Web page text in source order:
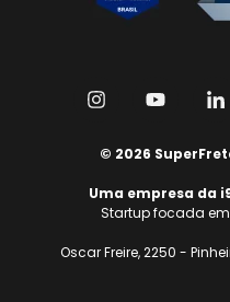
© 2026
Uma empresa da
Startup focada
Oscar Freire, 2250 -